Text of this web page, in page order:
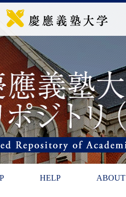
HELP ABOUT